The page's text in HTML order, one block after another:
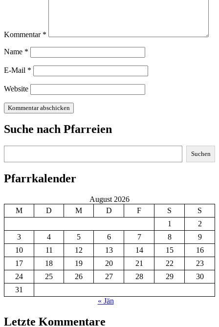
Kommentar *
Name *
E-Mail *
Website
Suche nach Pfarreien
Suchen
Pfarrkalender
August 2026
M
D M D F S
S
1
2
3
4 5 6 7 8
9
10
11 12 13 14 15
16
17
18 19 20 21 22
23
24
25 26 27 28 29
30
31
« Jän
Letzte Kommentare